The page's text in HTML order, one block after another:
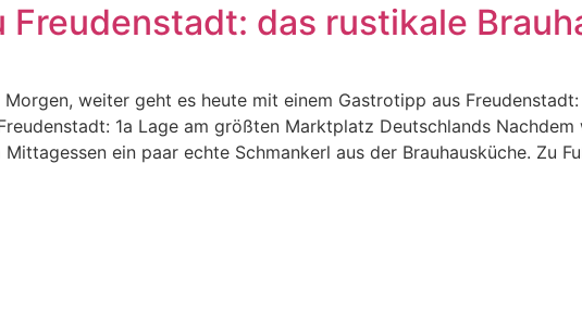
Freudenstadt: das rustikale
weiter geht es heute mit einem Gastrotipp aus
1a Lage am größten Marktplatz Deutschlands
ein paar echte Schmankerl aus der Brauhausküche. Zu